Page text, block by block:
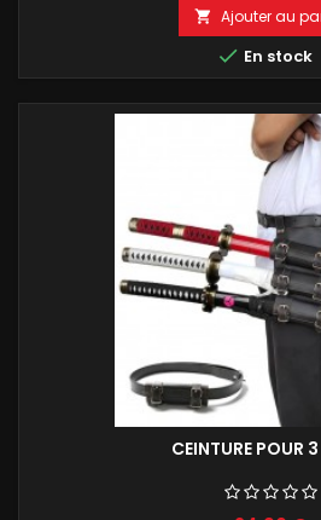
 Ajouter au
 En stock
CEINTURE POUR 3